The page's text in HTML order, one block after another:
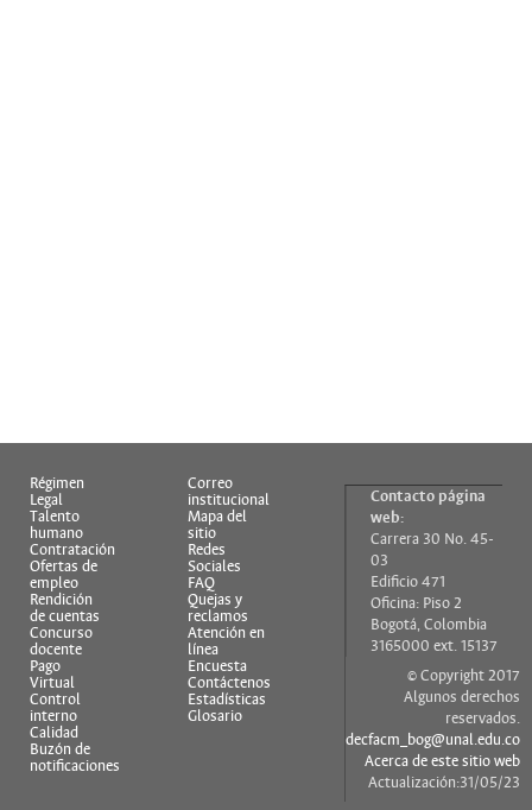
Régimen
Legal
Talento
humano
Contratación
Ofertas de
empleo
Rendición
de cuentas
Concurso
docente
Pago
Virtual
Control
interno
Calidad
Buzón de
notificaciones
Correo
institucional
Mapa del
sitio
Redes
Sociales
FAQ
Quejas y
reclamos
Atención en
línea
Encuesta
Contáctenos
Estadísticas
Glosario
Contacto página
web:
Carrera 30 No. 45-
03
Edificio 471
Oficina: Piso 2
Bogotá, Colombia
3165000 ext. 15137
© Copyright 2017
Algunos derechos
reservados.
decfacm_bog@unal.edu.co
Acerca de este sitio web
Actualización:31/05/23